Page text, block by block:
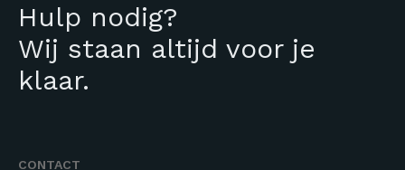
Hulp nodig?
Wij staan altijd voor je
klaar.
CONTACT